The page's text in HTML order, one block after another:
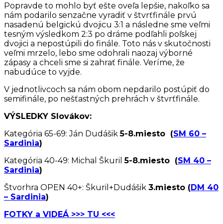
Popravde to mohlo byť ešte oveľa lepšie, nakoľko sa
nám podarilo senzačne vyradiť v štvrťfinále prvú
nasadenú belgickú dvojicu 3:1 a následne sme veľmi
tesným výsledkom 2:3 po dráme podľahli poľskej
dvojici a nepostúpili do finále. Toto nás v skutočnosti
veľmi mrzelo, lebo sme odohrali naozaj výborné
zápasy a chceli sme si zahrať finále. Veríme, že
nabudúce to vyjde.
V jednotlivcoch sa nám obom nepdarilo postúpiť do
semifinále, po nešťastných prehrách v štvrťfinále.
VÝSLEDKY Slovákov:
Kategória 65-69: Ján Dudášik5-8.miesto (SM 60 –
Sardinia)
Kategória 40-49: Michal Škuril5-8.miesto (SM 40 –
Sardinia)
Štvorhra OPEN 40+: Škuril+Dudášik 3.miesto (DM 40
– Sardinia)
FOTKY a VIDEÁ >>> TU <<<